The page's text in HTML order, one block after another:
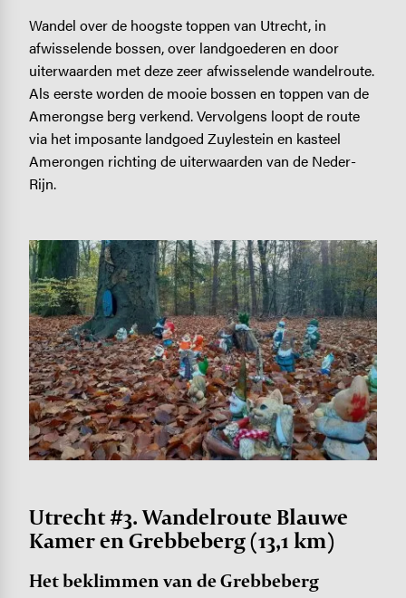
Wandel over de hoogste toppen van Utrecht, in
afwisselende bossen, over landgoederen en door
uiterwaarden met deze zeer afwisselende wandelroute.
Als eerste worden de mooie bossen en toppen van de
Amerongse berg verkend. Vervolgens loopt de route
via het imposante landgoed Zuylestein en kasteel
Amerongen richting de uiterwaarden van de Neder-
Rijn.
Image
Utrecht #3. Wandelroute Blauwe
Kamer en Grebbeberg (13,1 km)
Het beklimmen van de Grebbeberg